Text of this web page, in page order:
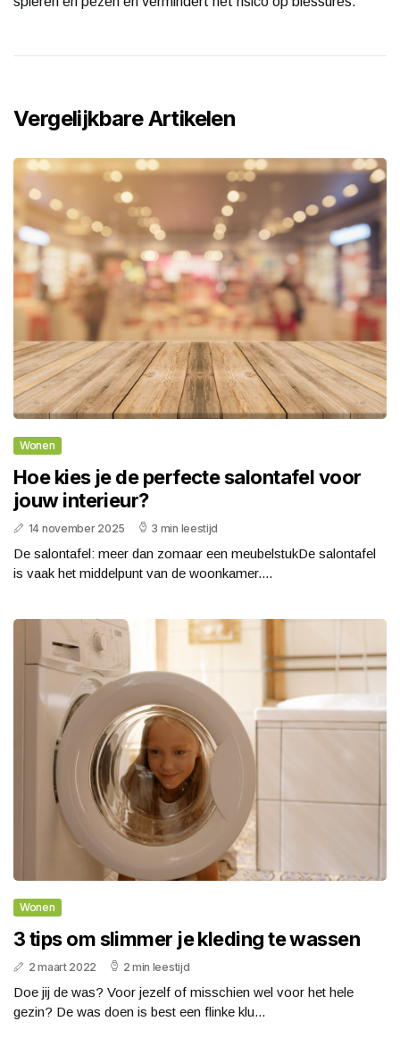
Vergelijkbare Artikelen
Wonen
Hoe kies je de perfecte salontafel voor
jouw interieur?
14 november 2025 3 min leestijd
De salontafel: meer dan zomaar een meubelstukDe salontafel
is vaak het middelpunt van de woonkamer....
Wonen
3 tips om slimmer je kleding te wassen
2 maart 2022 2 min leestijd
Doe jij de was? Voor jezelf of misschien wel voor het hele
gezin? De was doen is best een flinke klu...